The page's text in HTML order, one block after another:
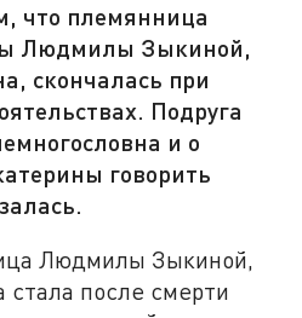
что племянница
Людмилы Зыкиной,
скончалась при
Подруга
и о
говорить
Людмилы Зыкиной,
стала после смерти